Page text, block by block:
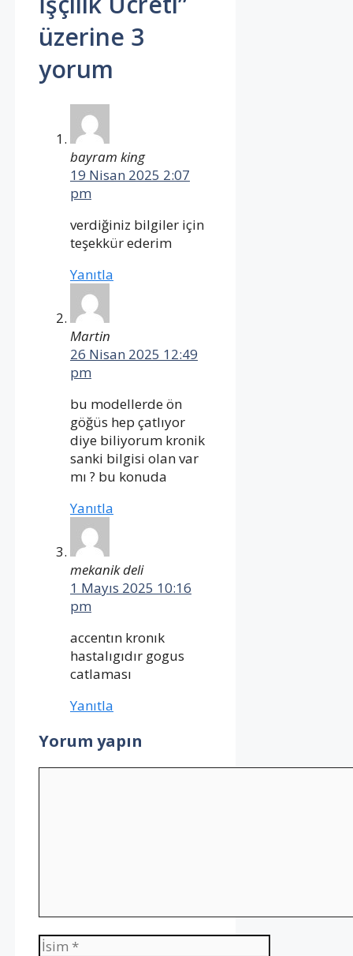
üzerine 3
yorum
bayram king
19 Nisan 2025 2:07
pm
verdiğiniz bilgiler için
teşekkür ederim
Yanıtla
Martin
26 Nisan 2025 12:49
pm
bu modellerde ön
göğüs hep çatlıyor
diye biliyorum kronik
sanki bilgisi olan var
mı ? bu konuda
Yanıtla
mekanik deli
1 Mayıs 2025 10:16
pm
accentın kronık
hastalıgıdır gogus
catlaması
Yanıtla
Yorum yapın
İsim